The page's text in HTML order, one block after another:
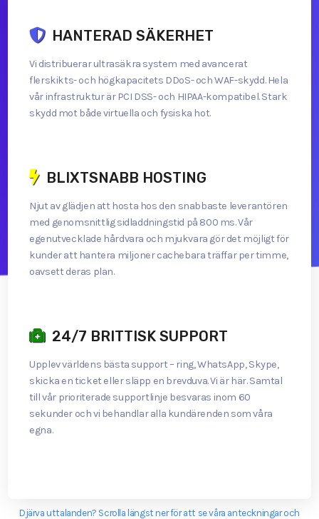
HANTERAD SÄKERHET
Vi distribuerar ultrasäkra system med avancerat
flerskikts- och högkapacitets DDoS- och WAF-skydd. Hela
vår infrastruktur är PCI DSS- och HIPAA-kompatibel. Stark
skydd mot både virtuella och fysiska hot.
BLIXTSNABB HOSTING
Njut av glädjen att hosta hos den snabbaste leverantören
med genomsnittlig sidladdningstid på 800 ms. Vår
egenutvecklade hårdvara och mjukvara gör det möjligt för
kunder att hantera miljoner cachebara träffar per timme,
oavsett deras plan.
24/7 BRITTISK SUPPORT
Upplev världens bästa support – ring, WhatsApp, Skype,
skicka en ticket eller släpp en brevduva. Vi är här. Samtal
till vår prioriterade supportlinje besvaras inom 60
sekunder och vi behandlar alla kundärenden som våra
egna.
Djärva uttalanden? Scrolla längst ner för att se våra anteckningar och